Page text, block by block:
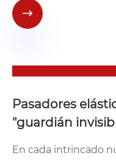

Pasadores
"guardián
En cada intrincado